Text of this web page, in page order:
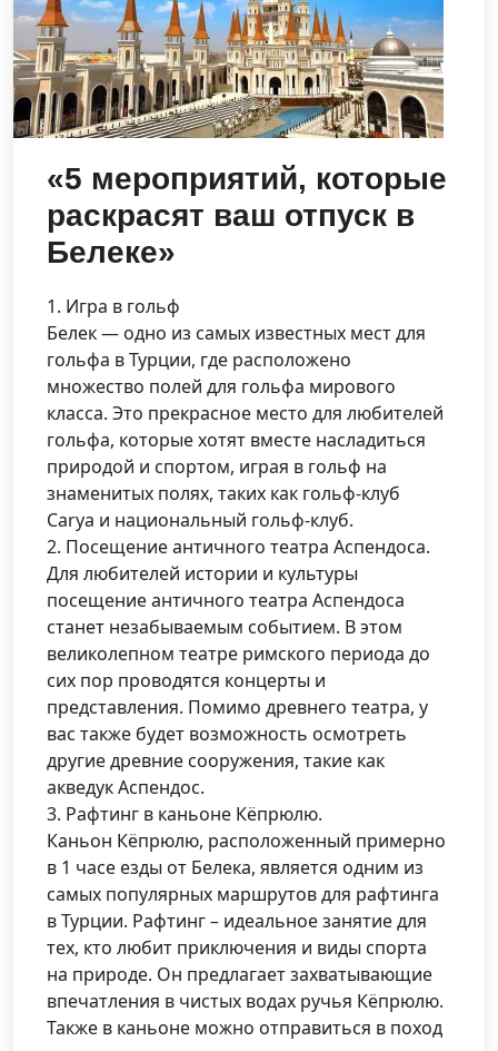
«5 мероприятий, которые
раскрасят ваш отпуск в
Белеке»
1. Игра в гольф
Белек — одно из самых известных мест для
гольфа в Турции, где расположено
множество полей для гольфа мирового
класса. Это прекрасное место для любителей
гольфа, которые хотят вместе насладиться
природой и спортом, играя в гольф на
знаменитых полях, таких как гольф-клуб
Carya и национальный гольф-клуб.
2. Посещение античного театра Аспендоса.
Для любителей истории и культуры
посещение античного театра Аспендоса
станет незабываемым событием. В этом
великолепном театре римского периода до
сих пор проводятся концерты и
представления. Помимо древнего театра, у
вас также будет возможность осмотреть
другие древние сооружения, такие как
акведук Аспендос.
3. Рафтинг в каньоне Кёпрюлю.
Каньон Кёпрюлю, расположенный примерно
в 1 часе езды от Белека, является одним из
самых популярных маршрутов для рафтинга
в Турции. Рафтинг – идеальное занятие для
тех, кто любит приключения и виды спорта
на природе. Он предлагает захватывающие
впечатления в чистых водах ручья Кёпрюлю.
Также в каньоне можно отправиться в поход